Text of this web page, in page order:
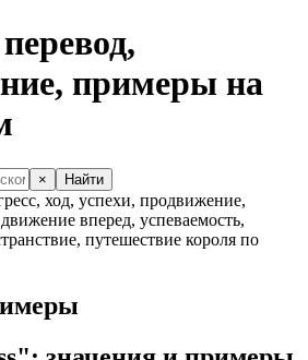
примеры на
× Найти
ход, успехи, продвижение,
вперед, успеваемость,
путешествие короля по